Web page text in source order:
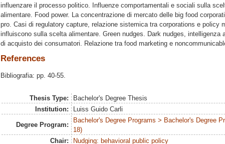
influenzare il processo politico. Influenze comportamentali e sociali sulla
alimentare. Food power. La concentrazione di mercato delle big food
pro. Casi di regulatory capture, relazione sistemica tra corporations e policy
influiscono sulla scelta alimentare. Green nudges. Dark nudges, intelligenza
di acquisto dei consumatori. Relazione tra food marketing e
References
Bibliografia: pp. 40-55.
Thesis Type:
Bachelor's Degree Thesis
Institution:
Luiss Guido Carli
Degree Program:
Bachelor's Degree Programs > Bachelor's Degree
18)
Chair:
Nudging: behavioral public policy